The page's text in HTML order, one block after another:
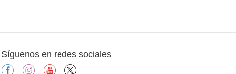
Síguenos en redes sociales
facebookinstagramyoutube